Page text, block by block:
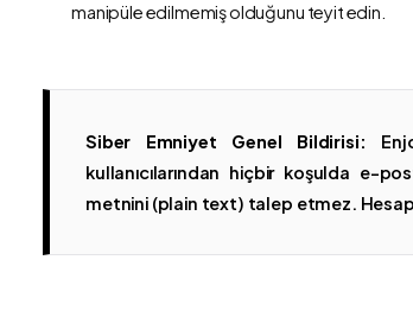
manipüle edilmemiş olduğunu teyit edin.
Siber Emniyet Genel Bildirisi:
kullanıcılarından hiçbir koşulda e-
metnini (plain text) talep etmez. Hesap